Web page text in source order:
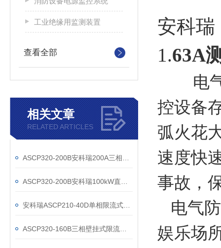
工业绝缘用监测装置
查看全部
相关文章
RELATED ARTICLES
安科瑞
1.63A
电
控设备
弧火花
速度快
事故，
电气
娱乐场